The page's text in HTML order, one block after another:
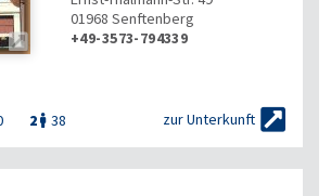

01968 Senftenberg
+49-3573-794339
2  38 zur Unterkunft 